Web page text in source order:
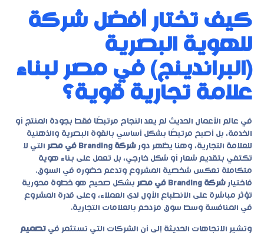
كيف تختار أفضل شركة
للهوية البصرية
(البراندينج) في مصر لبناء
علامة تجارية قوية؟
في عالم الأعمال الحديث لم يعد النجاح مرتبطًا فقط بجودة المنتج أو
الخدمة، بل أصبح مرتبطًا بشكل أساسي بالقوة البصرية والذهنية
للعلامة التجارية، وهنا يظهر دور شركة Branding في مصر
التي لا
تكتفي بتقديم شعار أو شكل خارجي، بل تعمل على بناء هوية
متكاملة تعكس شخصية المشروع وتدعم حضوره في السوق.
فاختيار شركة Branding في مصر
بشكل صحيح هو خطوة محورية
تؤثر مباشرة على الانطباع الأول لدى العملاء، وعلى قدرة المشروع
في المنافسة وسط سوق مزدحم بالعلامات التجارية.
وتشير الاتجاهات الحديثة إلى أن الشركات التي تستثمر في تصميم